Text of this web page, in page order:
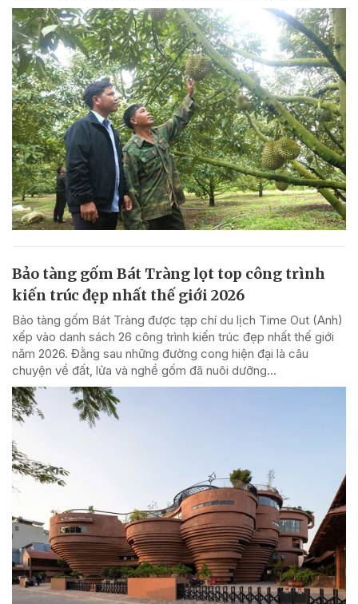
Bảo tàng gốm Bát Tràng lọt top công trình
kiến trúc đẹp nhất thế giới 2026
Bảo tàng gốm Bát Tràng được tạp chí du lịch Time Out (Anh)
xếp vào danh sách 26 công trình kiến trúc đẹp nhất thế giới
năm 2026. Đằng sau những đường cong hiện đại là câu
chuyện về đất, lửa và nghề gốm đã nuôi dưỡng...